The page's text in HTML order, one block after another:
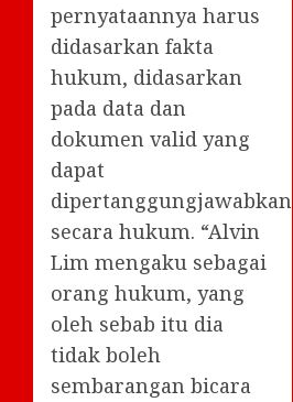
pernyataannya harus
didasarkan fakta
hukum, didasarkan
pada data dan
dokumen valid yang
dapat
dipertanggungjawabkan
secara hukum. “Alvin
Lim mengaku sebagai
orang hukum, yang
oleh sebab itu dia
tidak boleh
sembarangan bicara